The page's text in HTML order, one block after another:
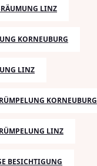
LINZ
KORNEUBURG
LINZ
KORNEUBURG
LINZ
BESICHTIGUNG